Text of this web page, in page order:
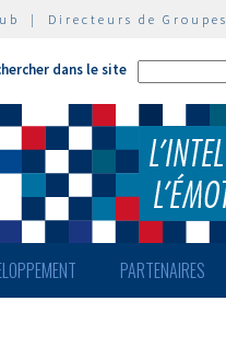
| Directeurs de Groupes
dans le site
PARTENAIRES